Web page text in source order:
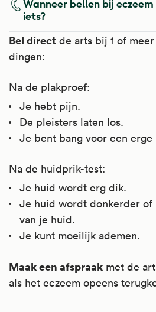
Wanneer bellen bij
iets?
Bel direct de arts bij 1 of
dingen:
Na de plakproef:
Je hebt pijn.
De pleisters laten los.
Je bent bang voor een erge
Na de huidprik-test:
Je huid wordt erg dik.
Je huid wordt donkerder
van je huid.
Je kunt moeilijk ademen.
Maak een afspraak met de
als het eczeem opeens